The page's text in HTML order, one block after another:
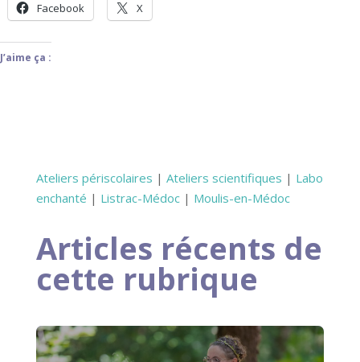
Facebook X
J’aime ça :
Ateliers périscolaires | Ateliers scientifiques | Labo
enchanté | Listrac-Médoc| Moulis-en-Médoc
Articles récents de
cette rubrique